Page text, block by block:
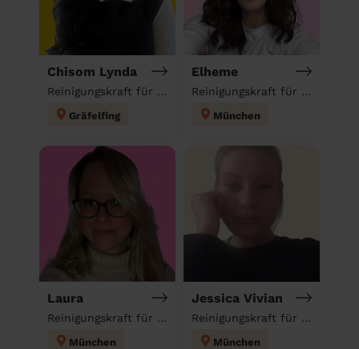
Chisom Lynda
Reinigungskraft für deinen Haushalt
Gräfelfing
Elheme
Reinigungskraft für deinen Haushalt
München
Laura
Reinigungskraft für deinen Haushalt
München
Jessica Vivian
Reinigungskraft für deinen Haushalt
München